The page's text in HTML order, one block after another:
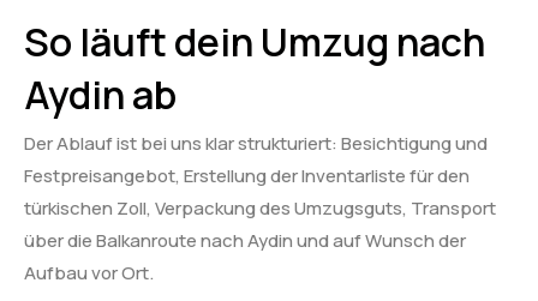
So läuft dein Umzug nach
Aydin ab
Der Ablauf ist bei uns klar strukturiert: Besichtigung und
Festpreisangebot, Erstellung der Inventarliste für den
türkischen Zoll, Verpackung des Umzugsguts, Transport
über die Balkanroute nach Aydin und auf Wunsch der
Aufbau vor Ort.